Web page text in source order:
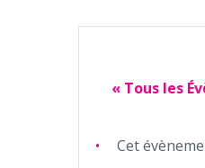
« Tous les
Cet